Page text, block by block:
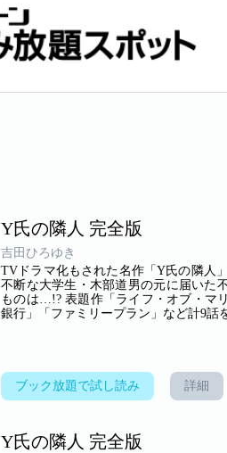
Y氏の隣人 完全版
吉田ひろゆき
TVドラマ化もされた名作「Y氏の隣人
不断な大学生・木部道男の元に届いた
ものは…!? 表題作「ライフ・オブ・マ
銀行」「ファミリープラン」など計9話
ブック放題で試し読み 詳細
Y氏の隣人 完全版